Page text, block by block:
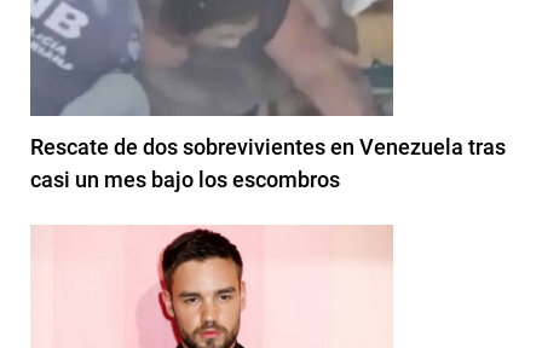
Rescate de dos sobrevivientes en Venezuela tras
casi un mes bajo los escombros